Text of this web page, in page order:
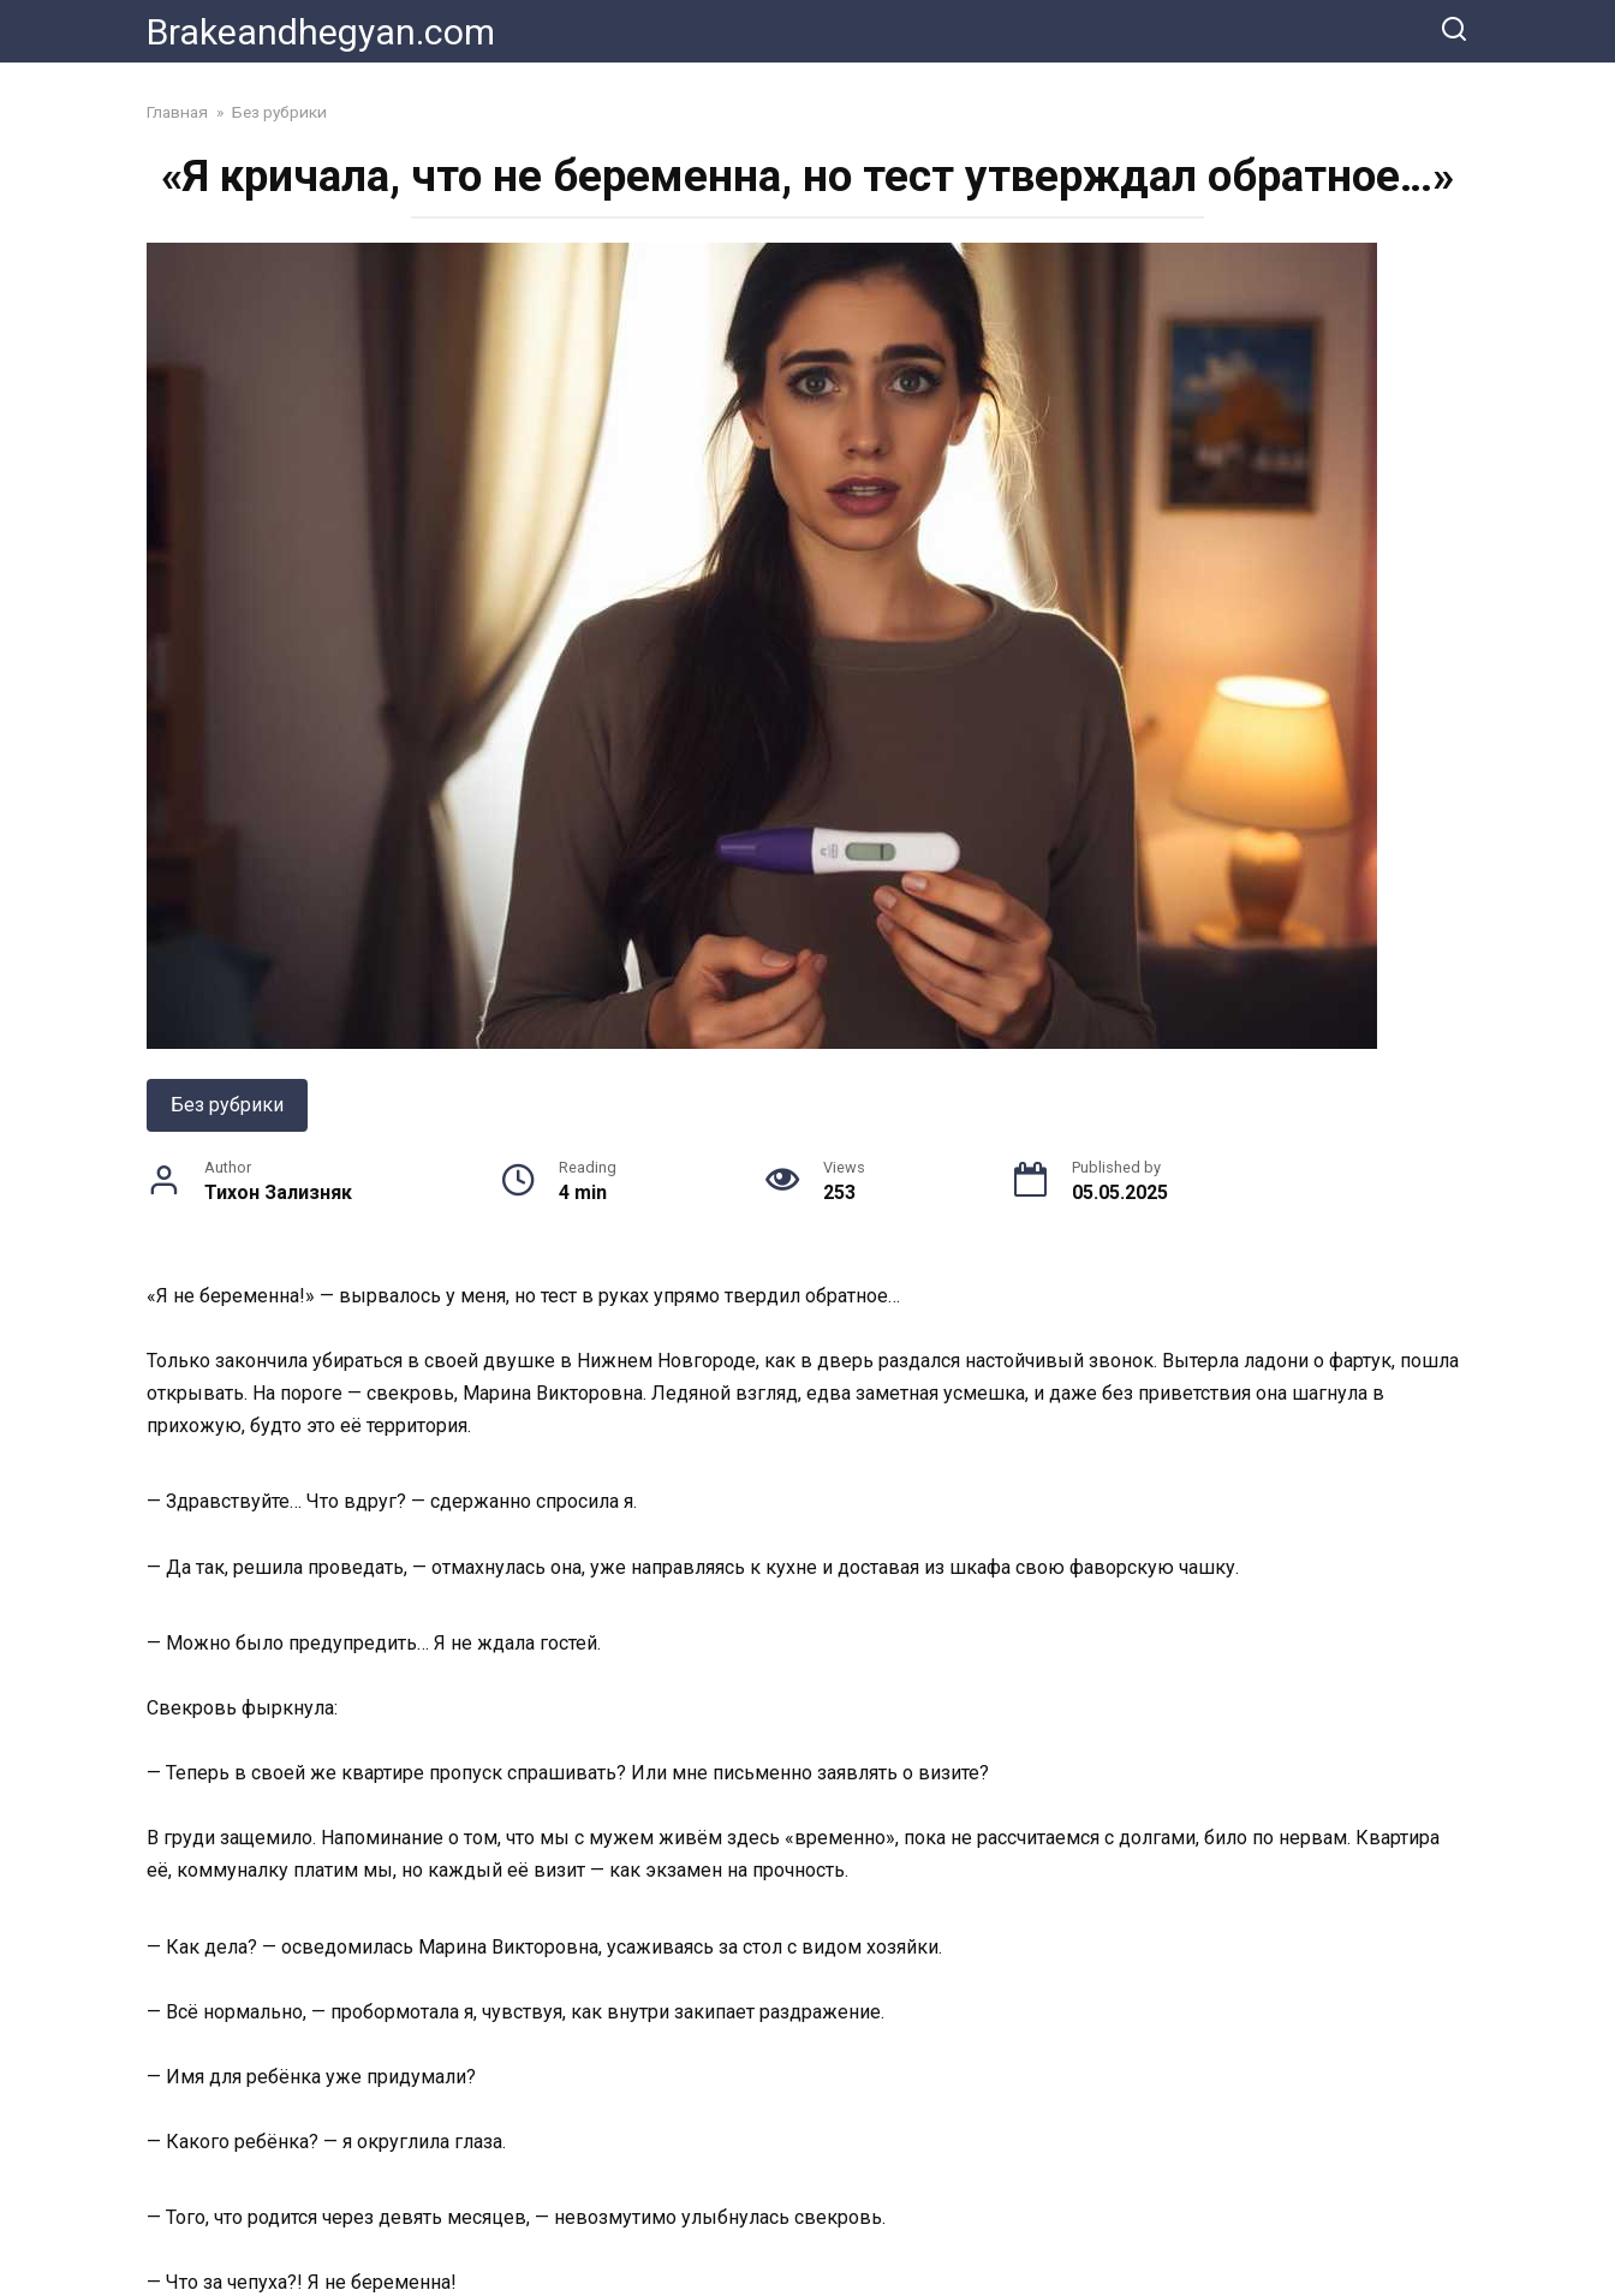
content
Brakeandhegyan.com
Главная » Без рубрики
«Я кричала, что не беременна, но тест утверждал обратное…»
Без рубрики
Author
Тихон Зализняк
Reading
4 min
Views
253
Published by
05.05.2025
«Я не беременна!» — вырвалось у меня, но тест в руках упрямо твердил обратное…
Только закончила убираться в своей двушке в Нижнем Новгороде, как в дверь раздался настойчивый звонок. Вытерла ладони о фартук, пошла
открывать. На пороге — свекровь, Марина Викторовна. Ледяной взгляд, едва заметная усмешка, и даже без приветствия она шагнула в
прихожую, будто это её территория.
— Здравствуйте… Что вдруг? — сдержанно спросила я.
— Да так, решила проведать, — отмахнулась она, уже направляясь к кухне и доставая из шкафа свою фаворскую чашку.
— Можно было предупредить… Я не ждала гостей.
Свекровь фыркнула:
— Теперь в своей же квартире пропуск спрашивать? Или мне письменно заявлять о визите?
В груди защемило. Напоминание о том, что мы с мужем живём здесь «временно», пока не рассчитаемся с долгами, било по нервам. Квартира
её, коммуналку платим мы, но каждый её визит — как экзамен на прочность.
— Как дела? — осведомилась Марина Викторовна, усаживаясь за стол с видом хозяйки.
— Всё нормально, — пробормотала я, чувствуя, как внутри закипает раздражение.
— Имя для ребёнка уже придумали?
— Какого ребёнка? — я округлила глаза.
— Того, что родится через девять месяцев, — невозмутимо улыбнулась свекровь.
— Что за чепуха?! Я не беременна!